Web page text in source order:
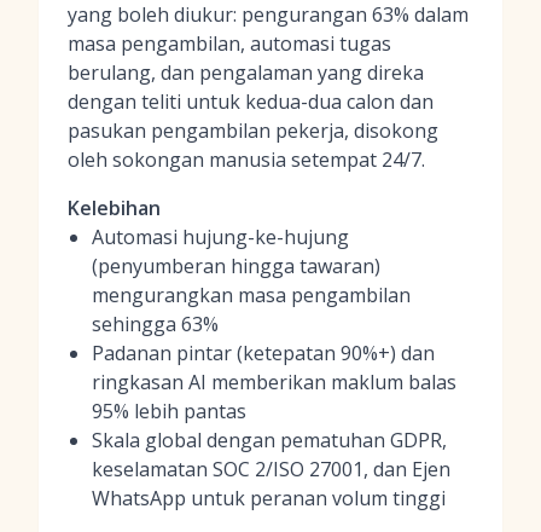
yang boleh diukur: pengurangan 63% dalam
masa pengambilan, automasi tugas
berulang, dan pengalaman yang direka
dengan teliti untuk kedua-dua calon dan
pasukan pengambilan pekerja, disokong
oleh sokongan manusia setempat 24/7.
Kelebihan
Automasi hujung-ke-hujung
(penyumberan hingga tawaran)
mengurangkan masa pengambilan
sehingga 63%
Padanan pintar (ketepatan 90%+) dan
ringkasan AI memberikan maklum balas
95% lebih pantas
Skala global dengan pematuhan GDPR,
keselamatan SOC 2/ISO 27001, dan Ejen
WhatsApp untuk peranan volum tinggi